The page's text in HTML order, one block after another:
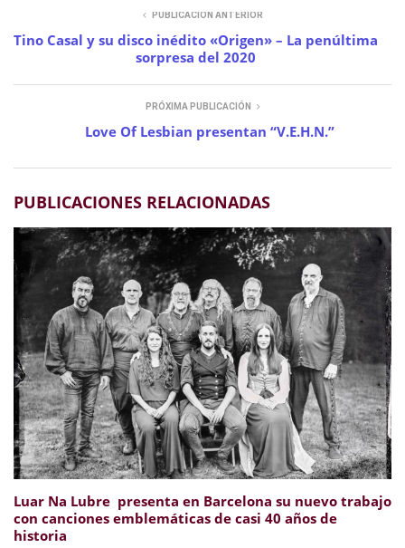
PUBLICACIÓN ANTERIOR
Tino Casal y su disco inédito «Origen» – La penúltima
sorpresa del 2020
PRÓXIMA PUBLICACIÓN
Love Of Lesbian presentan “V.E.H.N.”
PUBLICACIONES RELACIONADAS
Luar Na Lubre presenta en Barcelona su nuevo trabajo
con canciones emblemáticas de casi 40 años de
historia